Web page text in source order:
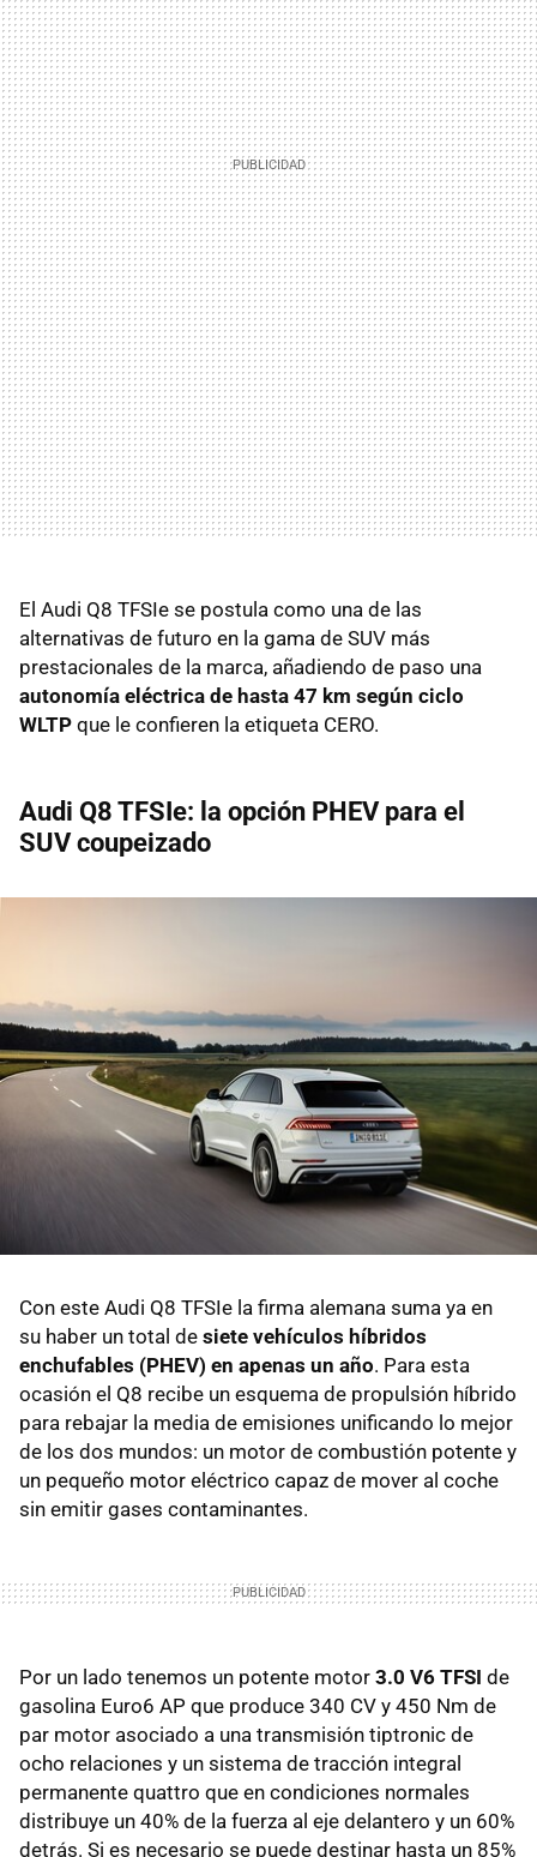
El Audi Q8 TFSIe se postula como una de las
alternativas de futuro en la gama de SUV más
prestacionales de la marca, añadiendo de paso una
autonomía eléctrica de hasta 47 km según ciclo
WLTP que le confieren la etiqueta CERO.
Audi Q8 TFSIe: la opción PHEV para el
SUV coupeizado
Con este Audi Q8 TFSIe la firma alemana suma ya en
su haber un total de siete vehículos híbridos
enchufables (PHEV) en apenas un año. Para esta
ocasión el Q8 recibe un esquema de propulsión híbrido
para rebajar la media de emisiones unificando lo mejor
de los dos mundos: un motor de combustión potente y
un pequeño motor eléctrico capaz de mover al coche
sin emitir gases contaminantes.
Por un lado tenemos un potente motor 3.0 V6 TFSI de
gasolina Euro6 AP que produce 340 CV y 450 Nm de
par motor asociado a una transmisión tiptronic de
ocho relaciones y un sistema de tracción integral
permanente quattro que en condiciones normales
distribuye un 40% de la fuerza al eje delantero y un 60%
detrás. Si es necesario se puede destinar hasta un 85%